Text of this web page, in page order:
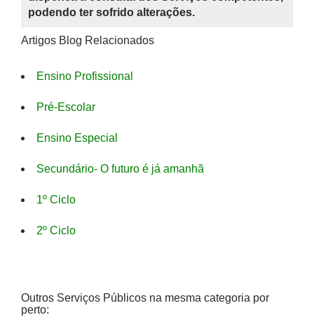
podendo ter sofrido alterações.
Artigos Blog Relacionados
Ensino Profissional
Pré-Escolar
Ensino Especial
Secundário- O futuro é já amanhã
1º Ciclo
2º Ciclo
Outros Serviços Públicos na mesma categoria por
perto: